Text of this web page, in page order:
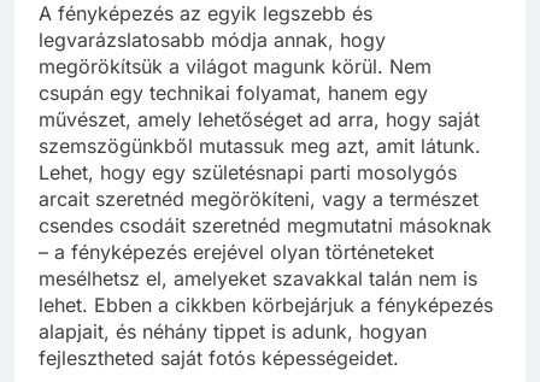
A fényképezés az egyik legszebb és
legvarázslatosabb módja annak, hogy
megörökítsük a világot magunk körül. Nem
csupán egy technikai folyamat, hanem egy
művészet, amely lehetőséget ad arra, hogy saját
szemszögünkből mutassuk meg azt, amit látunk.
Lehet, hogy egy születésnapi parti mosolygós
arcait szeretnéd megörökíteni, vagy a természet
csendes csodáit szeretnéd megmutatni másoknak
– a fényképezés erejével olyan történeteket
mesélhetsz el, amelyeket szavakkal talán nem is
lehet. Ebben a cikkben körbejárjuk a fényképezés
alapjait, és néhány tippet is adunk, hogyan
fejlesztheted saját fotós képességeidet.